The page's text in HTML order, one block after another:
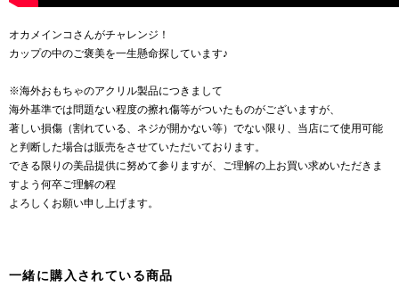
オカメインコさんがチャレンジ！
カップの中のご褒美を一生懸命探しています♪
※海外おもちゃのアクリル製品につきまして
海外基準では問題ない程度の擦れ傷等がついたものがございますが、
著しい損傷（割れている、ネジが開かない等）でない限り、当店にて使用可能
と判断した場合は販売をさせていただいております。
できる限りの美品提供に努めて参りますが、ご理解の上お買い求めいただきま
すよう何卒ご理解の程
よろしくお願い申し上げます。
一緒に購入されている商品